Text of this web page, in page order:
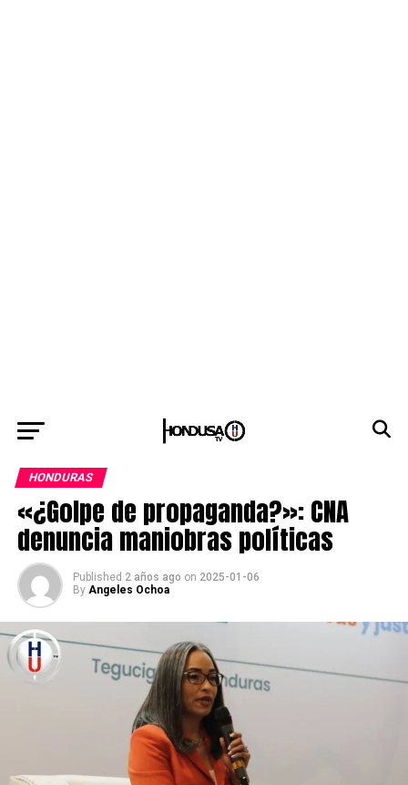
HONDURAS
«¿Golpe de propaganda?»: CNA
denuncia maniobras políticas
Published 2 años ago on 2025-01-06
By Angeles Ochoa